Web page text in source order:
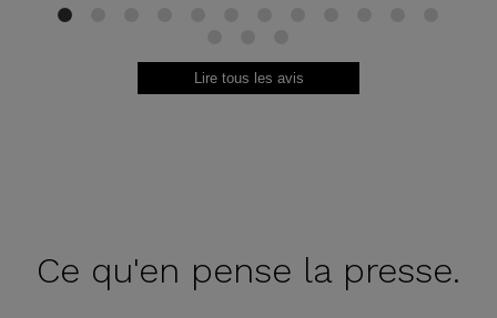
1
Lire tous les avis
Ce qu'en pense la presse.